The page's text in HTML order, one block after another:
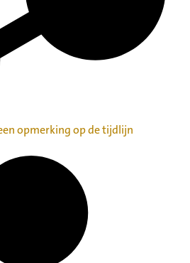
opmerking op de tijdlijn